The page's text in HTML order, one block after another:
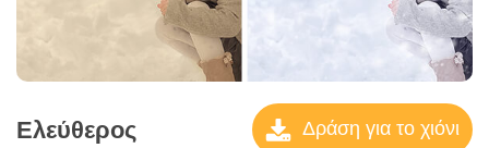
Ελεύθερος Δράση για το χιόνι